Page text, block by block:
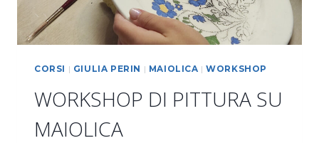
CORSI | GIULIA PERIN | MAIOLICA |WORKSHOP
WORKSHOP DI PITTURA SU
MAIOLICA